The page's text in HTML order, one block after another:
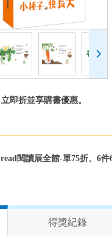
即折並享購書優惠。
閱讀展全館-單75折、6
得獎紀錄